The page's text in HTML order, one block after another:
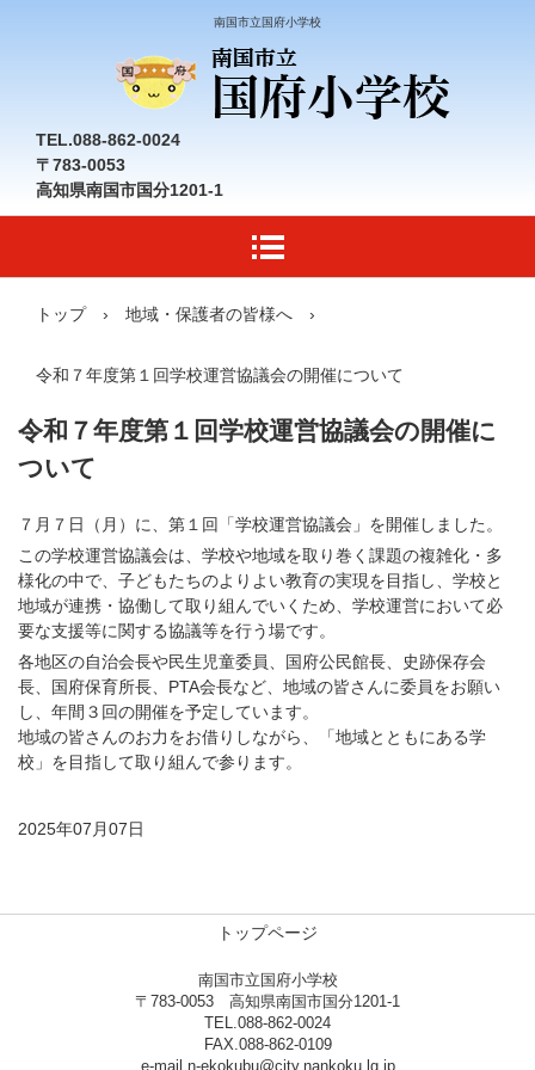
南国市立国府小学校
TEL.088-862-0024
〒783-0053
高知県南国市国分1201-1
トップ › 地域・保護者の皆様へ ›
令和７年度第１回学校運営協議会の開催について
令和７年度第１回学校運営協議会の開催に
ついて
７月７日（月）に、第１回「学校運営協議会」を開催しました。
この学校運営協議会は、学校や地域を取り巻く課題の複雑化・多
様化の中で、子どもたちのよりよい教育の実現を目指し、学校と
地域が連携・協働して取り組んでいくため、学校運営において必
要な支援等に関する協議等を行う場です。
各地区の自治会長や民生児童委員、国府公民館長、史跡保存会
長、国府保育所長、PTA会長など、地域の皆さんに委員をお願い
し、年間３回の開催を予定しています。
地域の皆さんのお力をお借りしながら、「地域とともにある学
校」を目指して取り組んで参ります。
2025年07月07日
トップページ
南国市立国府小学校
〒783-0053 高知県南国市国分1201-1
TEL.088-862-0024
FAX.088-862-0109
e-mail n-ekokubu@city.nankoku.lg.jp